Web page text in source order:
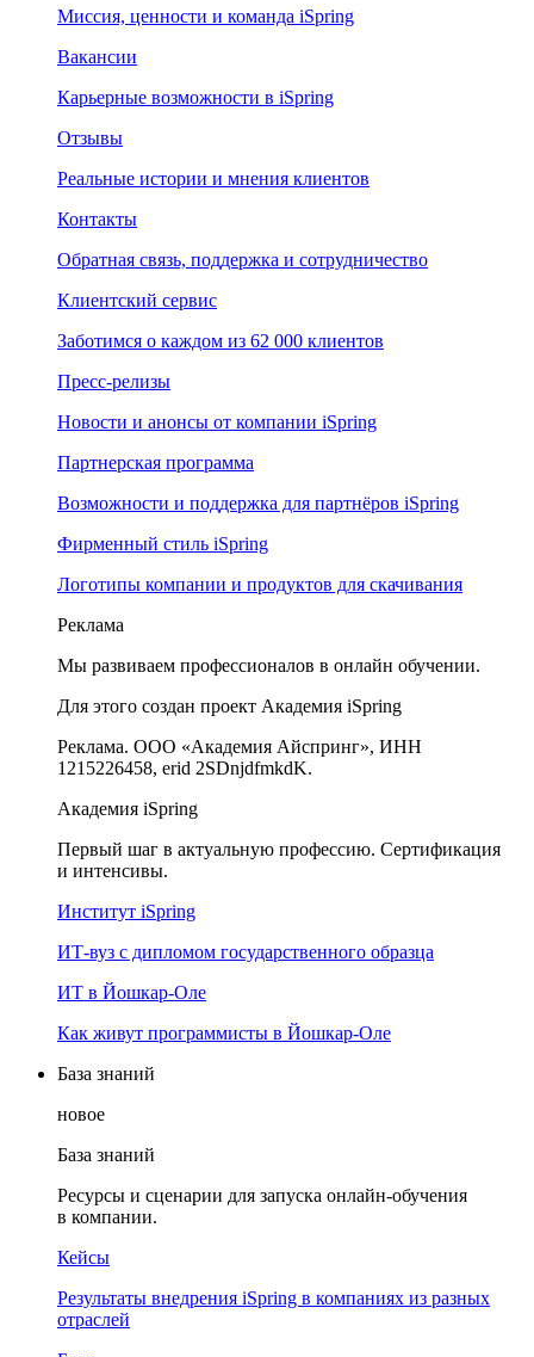
Миссия, ценности и команда iSpring
Вакансии
Карьерные возможности в iSpring
Отзывы
Реальные истории и мнения клиентов
Контакты
Обратная связь, поддержка и сотрудничество
Клиентский сервис
Заботимся о каждом из 62 000 клиентов
Пресс-релизы
Новости и анонсы от компании iSpring
Партнерская программа
Возможности и поддержка для партнёров iSpring
Фирменный стиль iSpring
Логотипы компании и продуктов для скачивания
Реклама
Мы развиваем профессионалов в онлайн обучении.
Для этого создан проект Академия iSpring
Реклама. ООО «Академия Айспринг», ИНН
1215226458, erid 2SDnjdfmkdK.
Академия iSpring
Первый шаг в актуальную профессию. Сертификация
и интенсивы.
Институт iSpring
ИТ-вуз с дипломом государственного образца
ИТ в Йошкар-Оле
Как живут программисты в Йошкар‑Оле
База знаний
новое
База знаний
Ресурсы и сценарии для запуска онлайн-обучения
в компании.
Кейсы
Результаты внедрения iSpring в компаниях из разных
отраслей